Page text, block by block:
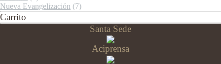
Nueva Evangelización (7)
Carrito
Santa Sede
Aciprensa